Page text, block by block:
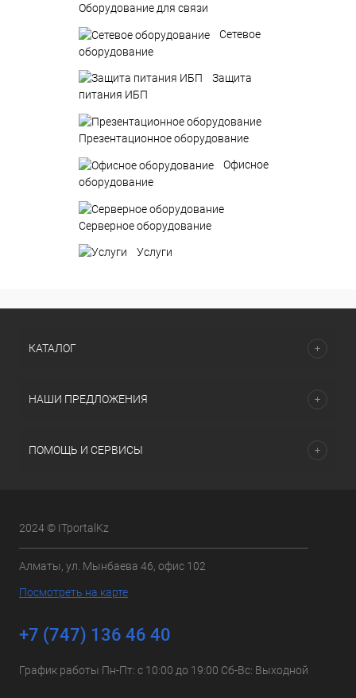
Оборудование для связи
Сетевое
оборудование
Защита
питания ИБП
Презентационное оборудование
Офисное
оборудование
Серверное оборудование
Услуги
КАТАЛОГ
НАШИ ПРЕДЛОЖЕНИЯ
ПОМОЩЬ И СЕРВИСЫ
2024 © ITportalKz
Алматы, ул. Мынбаева 46, офис 102
Посмотреть на карте
+7 (747) 136 46 40
График работы Пн-Пт: с 10:00 до 19:00 Сб-Вс: Выходной